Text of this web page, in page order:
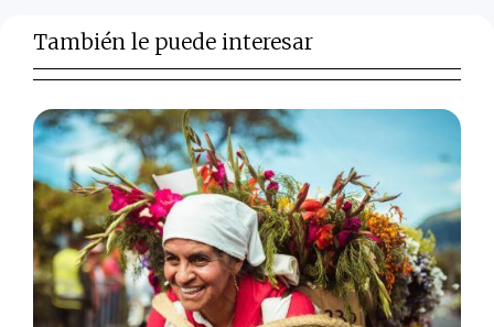
También le puede interesar